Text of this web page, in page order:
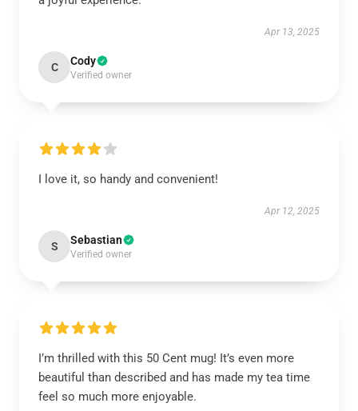
Apr 13, 2025
C Cody
Verified owner
I love it, so handy and convenient!
Apr 12, 2025
S Sebastian
Verified owner
I’m thrilled with this 50 Cent mug! It’s even more
beautiful than described and has made my tea time
feel so much more enjoyable.